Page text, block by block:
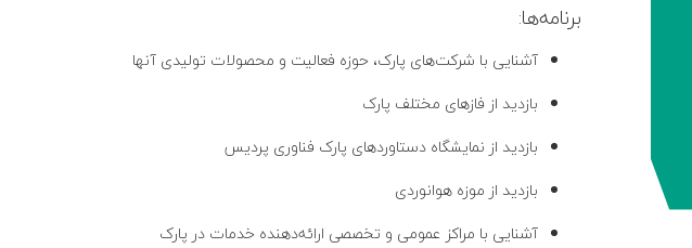
برنامه‌ها:
آشنایی با شرکت‌های پارک، حوزه فعالیت و محصولات تولیدی آنها
بازدید از فازهای مختلف پارک
بازدید از نمایشگاه دستاوردهای پارک فناوری پردیس
بازدید از موزه هوانوردی
آشنایی با مراکز عمومی و تخصصی ارائه‌دهنده خدمات در پارک